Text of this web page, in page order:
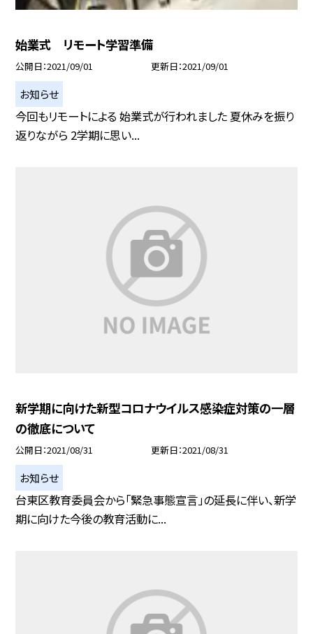
始業式 リモート学習準備
公開日 2021/09/01 更新日 2021/09/01
お知らせ
今回もリモートによる 始業式が行われました 夏休みを振り
返りながら 2学期に思い...
新学期に向けた新型コロナウイルス感染症対策の一層
の徹底について
公開日 2021/08/31 更新日 2021/08/31
お知らせ
台東区教育委員会から「緊急事態宣言」の延長に伴い、新学
期に向けた今後の教育活動に...